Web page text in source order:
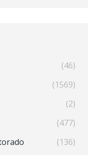
(46)
(1569)
(2)
(477)
(136)